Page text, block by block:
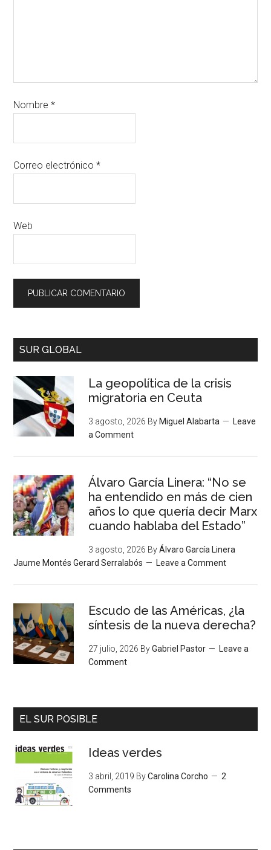
Nombre*
Correo electrónico*
Web
SUR GLOBAL
La geopolítica de la crisis
migratoria en Ceuta
3 agosto, 2026 By Miguel Alabarta
Leave
a Comment
Álvaro García Linera: “No se
ha entendido en más de cien
años lo que quería decir Marx
cuando hablaba del Estado”
3 agosto, 2026 ByÁlvaro García Linera
Jaume Montés Gerard Serralabós
Leave a Comment
Escudo de las Américas, ¿la
síntesis de la nueva derecha?
27 julio, 2026 ByGabriel Pastor
Leave a
Comment
EL SUR POSIBLE
Ideas verdes
3 abril, 2019 ByCarolina Corcho
2
Comments